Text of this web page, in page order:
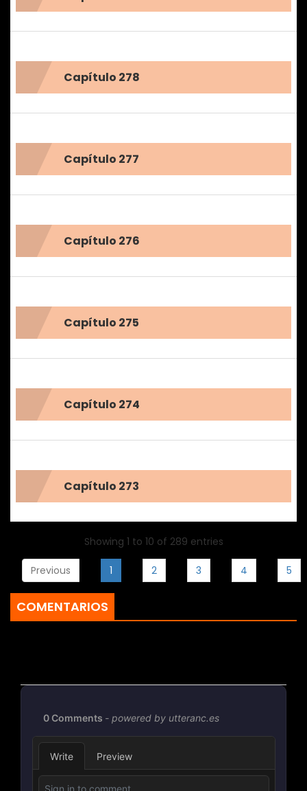
Capítulo 278
Capítulo 277
Capítulo 276
Capítulo 275
Capítulo 274
Capítulo 273
Showing 1 to 10 of 289 entries
Previous 1 2 3 4 5
COMENTARIOS